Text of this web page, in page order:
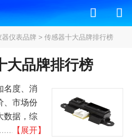
器仪表品牌 > 传感器十大品牌排行榜
大品牌排行榜
名度、消
、市场份
数据，综
年传感
【展开】